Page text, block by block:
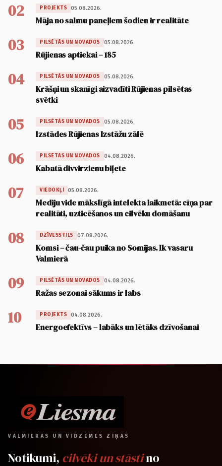
02 PROJEKTS 05.08.2026.
Māja no salmu paneļiem šodien ir realitāte
03 PILSĒTĀS UN NOVADOS 05.08.2026.
Rūjienas aptiekai – 185
04 PILSĒTĀS UN NOVADOS 05.08.2026.
Krāšņi un skanīgi aizvadīti Rūjienas pilsētas
svētki
05 PILSĒTĀS UN NOVADOS 05.08.2026.
Izstādes Rūjienas Izstāžu zālē
06 PILSĒTĀS UN NOVADOS 04.08.2026.
Kabatā divvirzienu biļete
07 VIEDOKĻI 05.08.2026.
Mediju vide mākslīgā intelekta laikmetā: cīņa par
realitāti, uzticēšanos un cilvēku domāšanu
08 DZĪVESSTILS 07.08.2026.
Komsi – čau-čau puika no Somijas. Ik vasaru
Valmierā
09 PILSĒTĀS UN NOVADOS 04.08.2026.
Ražas sezonai sākums ir labs
10 PROJEKTS 04.08.2026.
Energoefektīvs – labāks un lētāks dzīvošanai
VALMIERAS UN VIDZEMES ZIŅAS
Notikumi, cilvēki un stāstino